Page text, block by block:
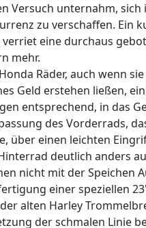
Versuch unternahm,
zu verschaffen. Ein
eine durchaus
mehr.
Räder, auch wenn
Geld erstehen ließen,
entsprechend, in das
des Vorderrads,
über einen leichten
deutlich anders
nicht mit der Speichen
einer speziellen
alten Harley
der schmalen Linie